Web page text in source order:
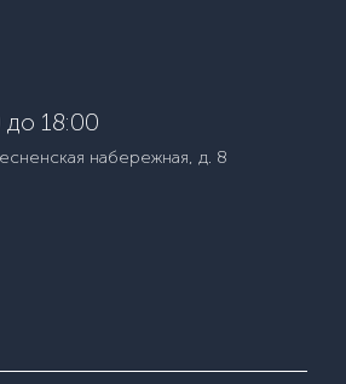
18:00
набережная, д. 8